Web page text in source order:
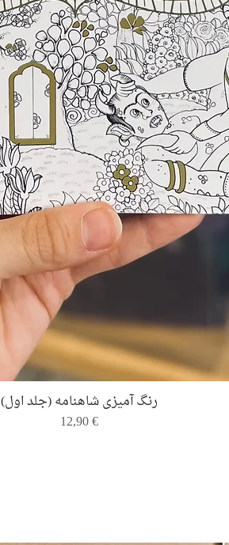
Quick View
رنگ ‌آمیزی شاهنامه (جلد اول)
Price
12,90 €